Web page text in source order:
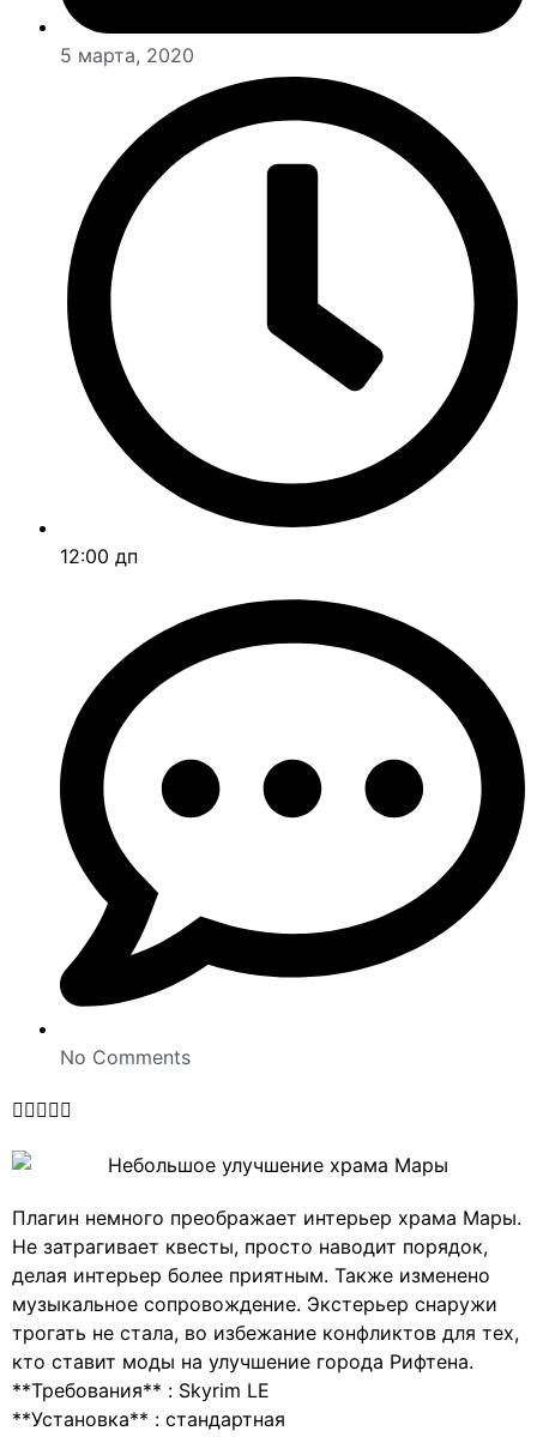
5 марта, 2020
12:00 дп
No Comments

Плагин немного преображает интерьер храма Мары.
Не затрагивает квесты, просто наводит порядок,
делая интерьер более приятным. Также изменено
музыкальное сопровождение. Экстерьер снаружи
трогать не стала, во избежание конфликтов для тех,
кто ставит моды на улучшение города Рифтена.
**Требования** : Skyrim LE
**Установка** : стандартная